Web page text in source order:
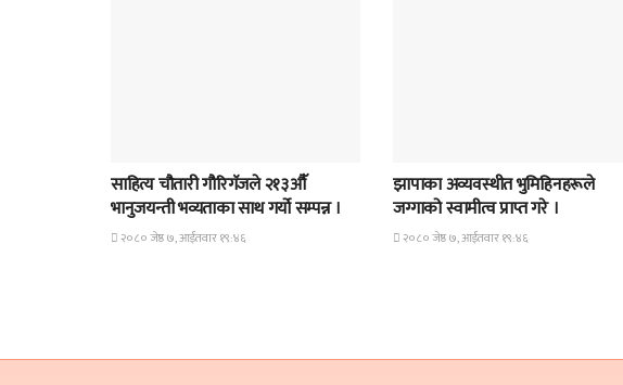
साहित्य चौतारी गौरिगॅजले २१३औॅ
भानुजयन्ती भव्यताका साथ गर्यो सम्पन्न ।
२०८० जेष्ठ ७, आईतवार १९:४६
झापाका अव्यवस्थीत भुमिहिनहरूले
जग्गाको स्वामीत्व प्राप्त गरे ।
२०८० जेष्ठ ७, आईतवार १९:४६